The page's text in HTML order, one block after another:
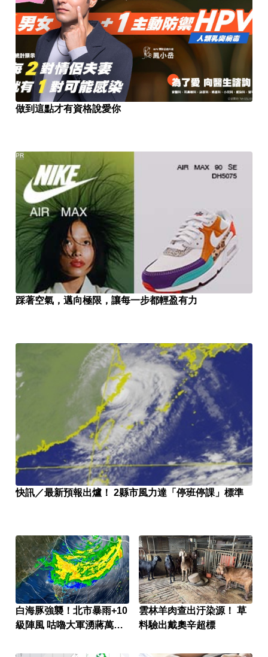
做到這點才有資格說愛你
踩著空氣，邁向極限，讓每一步都輕盈有力
PR
快訊／最新預報出爐！ 2縣市風力達「停班停課」標準
白海豚強襲！北市暴雨+10
級陣風 咕嚕大軍湧蔣萬安
雲林羊肉查出汙染源！ 草
料驗出戴奧辛超標